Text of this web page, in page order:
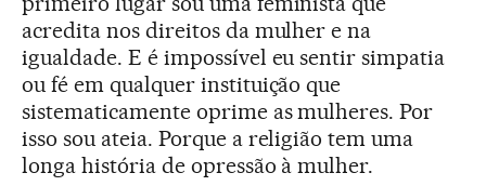
acredita nos direitos da mulher e na
igualdade. E é impossível eu sentir simpatia
ou fé em qualquer instituição que
sistematicamente oprime as mulheres. Por
isso sou ateia. Porque a religião tem uma
longa história de opressão à mulher.